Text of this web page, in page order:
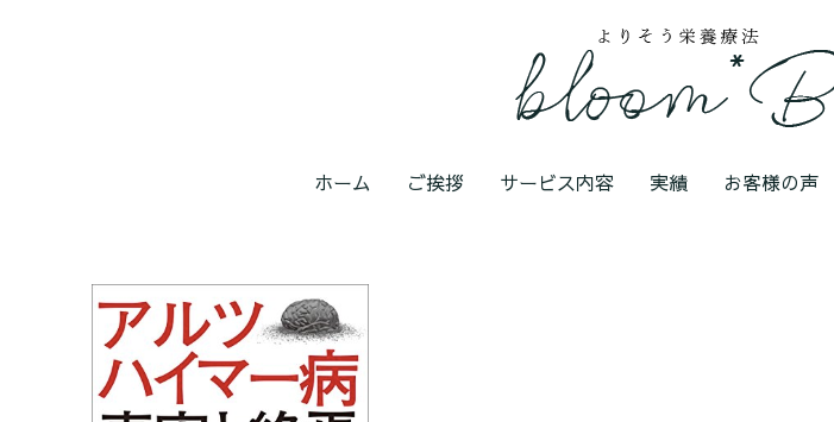
ホーム ご挨拶 サービス内容 実績 お客様の声